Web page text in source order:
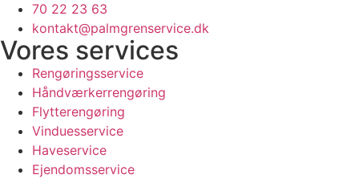
70 22 23 63
kontakt@palmgrenservice.dk
Vores services
Rengøringsservice
Håndværkerrengøring
Flytterengøring
Vinduesservice
Haveservice
Ejendomsservice